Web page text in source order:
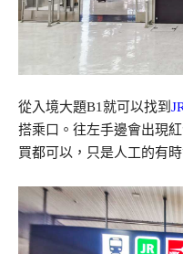
從入境大題B1就可以找到
搭乘口。往左手邊會出現
買都可以，只是人工的有